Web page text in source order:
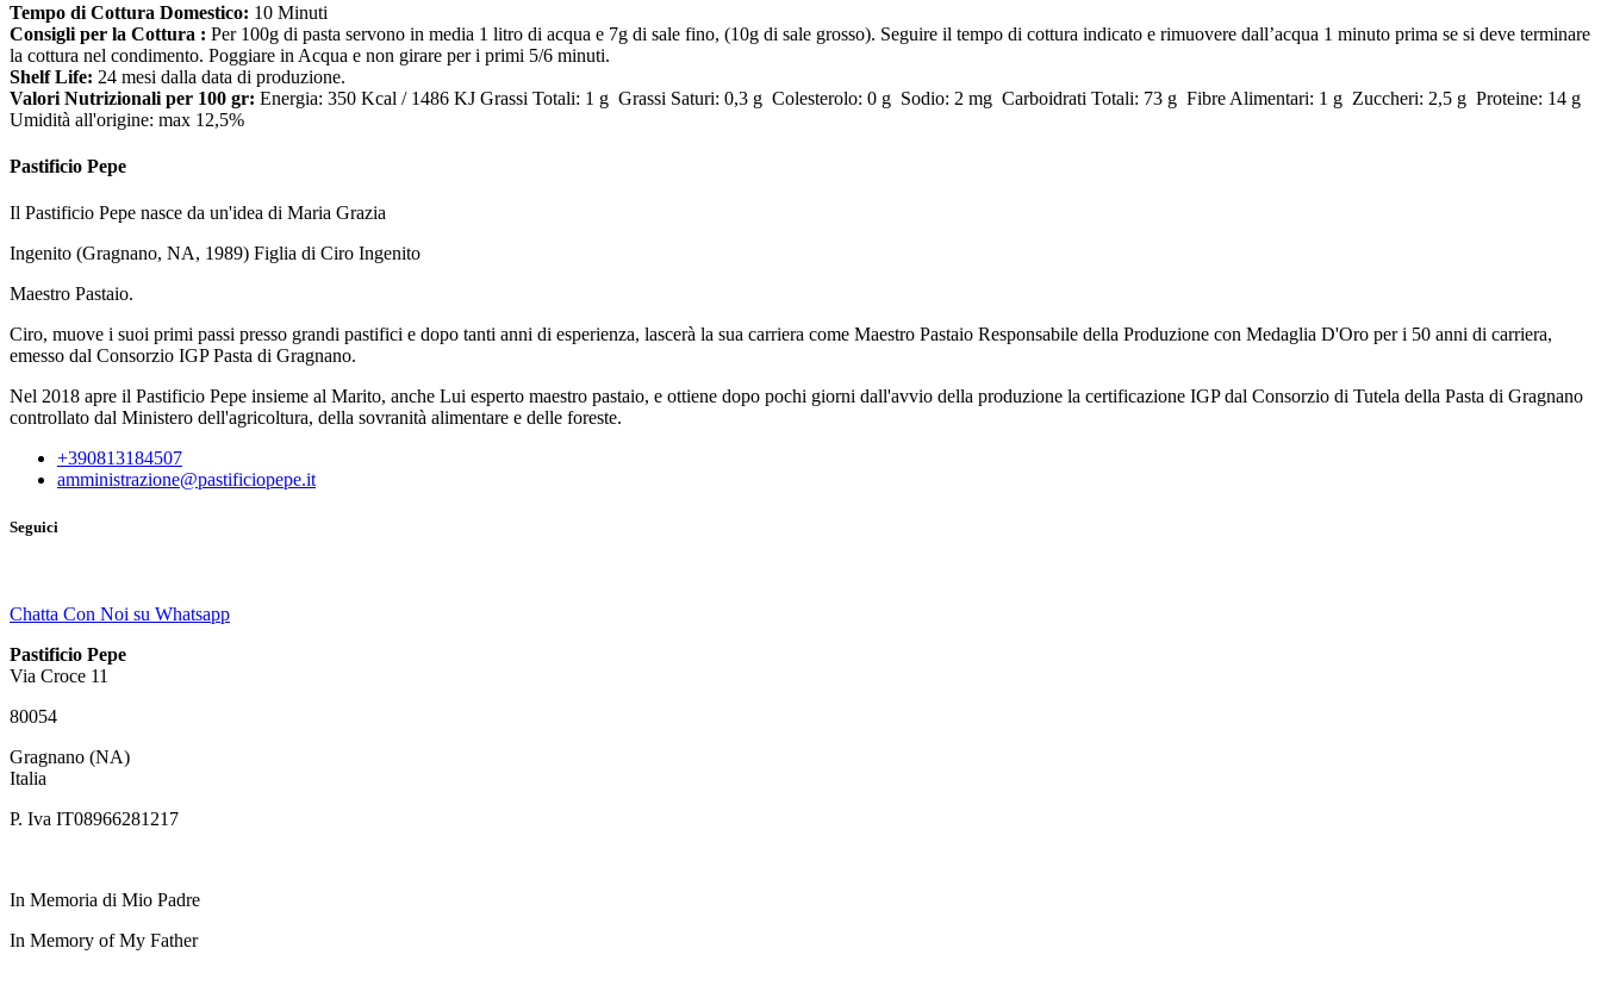
Tempo di Cottura Domestico: 10 Minuti
Consigli per la Cottura : Per 100g di pasta servono in media 1 litro di acqua e 7g di sale fino, (10g di sale grosso). Seguire il tempo di cottura indicato e rimuovere dall’acqua 1 minuto prima se si deve terminare
la cottura nel condimento. Poggiare in Acqua e non girare per i primi 5/6 minuti.
Shelf Life: 24 mesi dalla data di produzione.
Valori Nutrizionali per 100 gr: Energia: 350 Kcal / 1486 KJ Grassi Totali: 1 g Grassi Saturi: 0,3 g Colesterolo: 0 g Sodio: 2 mg Carboidrati Totali: 73 g Fibre Alimentari: 1 g Zuccheri: 2,5 g Proteine: 14 g
Umidità all'origine: max 12,5%
Pastificio Pepe
Il Pastificio Pepe nasce da un'idea di Maria Grazia
Ingenito (Gragnano, NA, 1989) Figlia di Ciro Ingenito
Maestro Pastaio.
Ciro, muove i suoi primi passi presso grandi pastifici e dopo tanti anni di esperienza, lascerà la sua carriera come Maestro Pastaio Responsabile della Produzione con Medaglia D'Oro per i 50 anni di carriera,
emesso dal Consorzio IGP Pasta di Gragnano.
Nel 2018 apre il Pastificio Pepe insieme al Marito, anche Lui esperto maestro pastaio, e ottiene dopo pochi giorni dall'avvio della produzione la certificazione IGP dal Consorzio di Tutela della Pasta di Gragnano
controllato dal Ministero dell'agricoltura, della sovranità alimentare e delle foreste.
+390813184507
amministrazione@pastificiopepe.it
Seguici
Chatta Con Noi su Whatsapp
Pastificio Pepe
Via Croce 11
80054
Gragnano (NA)
Italia
P. Iva IT08966281217
In Memoria di Mio Padre
In Memory of My Father